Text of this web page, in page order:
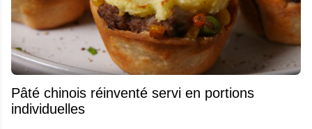
Pâté chinois réinventé servi en portions
individuelles